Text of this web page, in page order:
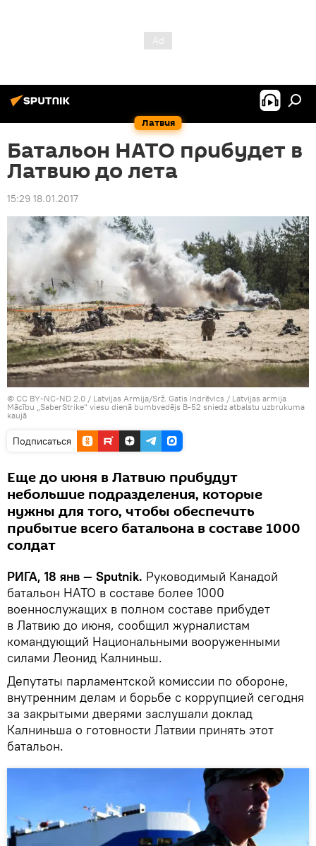
Латвия
Батальон НАТО прибудет в
Латвию до лета
15:29 18.01.2017
© CC BY-NC-ND 2.0 / Latvijas Armija/Srž. Gatis Indrēvics / Latvijas armija
Mācību „SaberStrike” viesu dienā bumbvedējs B-52 sniedz atbalstu uzbrukuma
kaujā
Подписаться
Еще до июня в Латвию прибудут
небольшие подразделения, которые
нужны для того, чтобы обеспечить
прибытие всего батальона в составе 1000
солдат
РИГА, 18 янв — Sputnik. Руководимый Канадой
батальон НАТО в составе более 1000
военнослужащих в полном составе прибудет
в Латвию до июня, сообщил журналистам
командующий Национальными вооруженными
силами Леонид Калниньш.
Депутаты парламентской комиссии по обороне,
внутренним делам и борьбе с коррупцией сегодня
за закрытыми дверями заслушали доклад
Калниньша о готовности Латвии принять этот
батальон.